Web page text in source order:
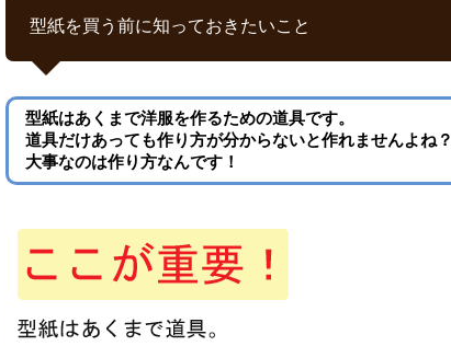
型紙を買う前に知っておきたいこと
型紙はあくまで洋服を作るための道具です。
道具だけあっても作り方が分からないと作れませんよね？
大事なのは作り方なんです！